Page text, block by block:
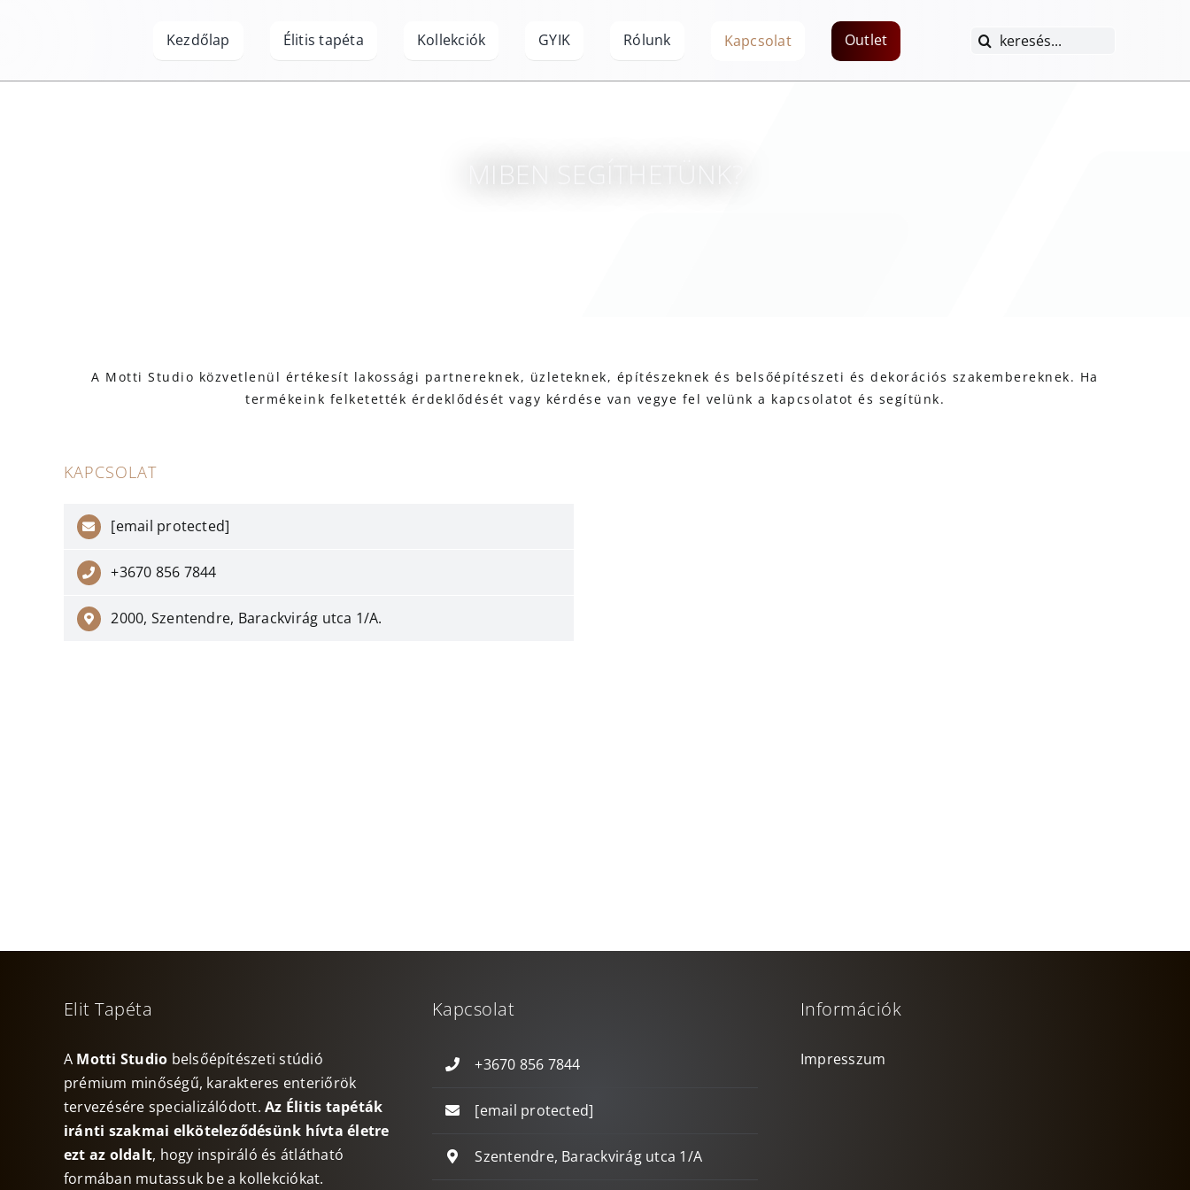
Kezdőlap
Élitis tapéta Kollekciók GYIK Rólunk Kapcsolat Outlet Keresés...
A Motti Studio közvetlenül értékesít lakossági partnereknek, üzleteknek, építészeknek és belsőépítészeti és dekorációs szakembereknek. Ha
termékeink felketették érdeklődését vagy kérdése van vegye fel velünk a kapcsolatot és segítünk.
KAPCSOLAT
[email protected]
+3670 856 7844
2000, Szentendre, Barackvirág utca 1/A.
Elit Tapéta
A Motti Studio belsőépítészeti stúdió
prémium minőségű, karakteres enteriőrök
tervezésére specializálódott.Az Élitis tapéták
iránti szakmai elköteleződésünk hívta életre
ezt az oldalt, hogy inspiráló és átlátható
formában mutassuk be a kollekciókat.
Kapcsolat
+3670 856 7844
[email protected]
Szentendre, Barackvirág utca 1/A
Információk
Impresszum